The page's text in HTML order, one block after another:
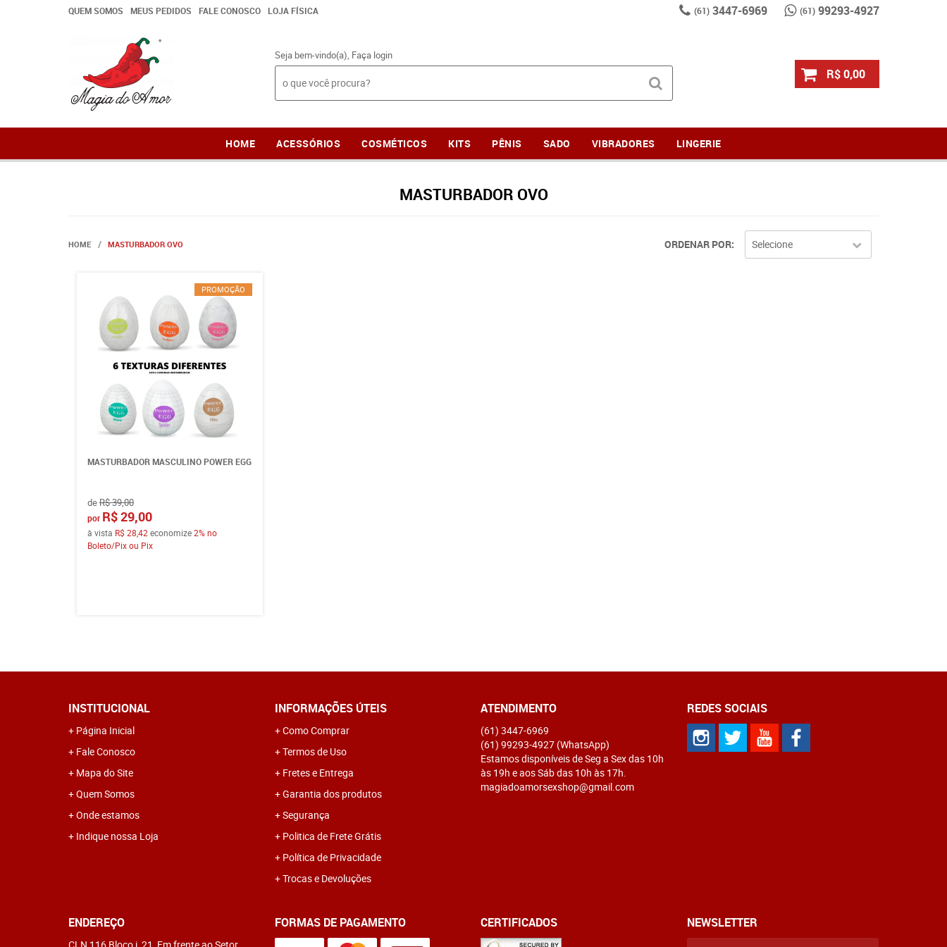
QUEM SOMOS MEUS PEDIDOS FALE CONOSCO LOJA FÍSICA (61)3447-6969 (61)99293-4927
Seja bem-vindo(a), Faça login
R$ 0,00
HOME ACESSÓRIOS COSMÉTICOS KITS PÊNIS SADO VIBRADORES LINGERIE
MASTURBADOR OVO
HOME MASTURBADOR OVO ORDENAR POR Selecione
PROMOÇÃO
MASTURBADOR MASCULINO POWER EGG
deR$ 39,00
por R$ 29,00
à vista R$ 28,42 economize2% no
Boleto/Pix ou Pix
INSTITUCIONAL
Página Inicial
Fale Conosco
Mapa do Site
Quem Somos
Onde estamos
Indique nossa Loja
INFORMAÇÕES ÚTEIS
Como Comprar
Termos de Uso
Fretes e Entrega
Garantia dos produtos
Segurança
Politica de Frete Grátis
Política de Privacidade
Trocas e Devoluções
ATENDIMENTO
(61) 3447-6969
(61) 99293-4927 (WhatsApp)
Estamos disponíveis de Seg a Sex das 10h
às 19h e aos Sáb das 10h às 17h.
magiadoamorsexshop@gmail.com
REDES SOCIAIS
ENDEREÇO FORMAS DE PAGAMENTO CERTIFICADOS NEWSLETTER